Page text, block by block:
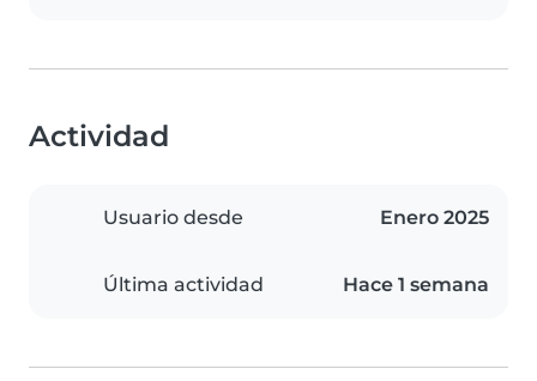
Actividad
Usuario desde Enero 2025
Última actividad Hace 1 semana